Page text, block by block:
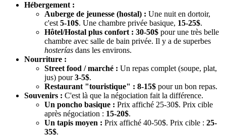
Hébergement :
Auberge de jeunesse (hostal) : Une nuit en dortoir,
c'est 5-10$. Une chambre privée basique, 15-25$.
Hôtel/Hostal plus confort : 30-50$ pour une très belle
chambre avec salle de bain privée. Il y a de superbes
hosterías dans les environs.
Nourriture :
Street food / marché : Un repas complet (soupe, plat,
jus) pour3-5$.
Restaurant "touristique" : 8-15$ pour un bon repas.
Souvenirs : C'est là que la négociation fait la différence.
Un poncho basique : Prix affiché 25-30$. Prix cible
après négociation : 15-20$.
Un tapis moyen : Prix affiché 40-50$. Prix cible : 25-
35$.